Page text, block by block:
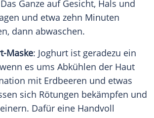
Ganze auf Gesicht, Hals und
und etwa zehn Minuten
dann abwaschen.
Maske: Joghurt ist geradezu ein
es ums Abkühlen der Haut
mit Erdbeeren und etwas
sich Rötungen bekämpfen und
Dafür eine Handvoll